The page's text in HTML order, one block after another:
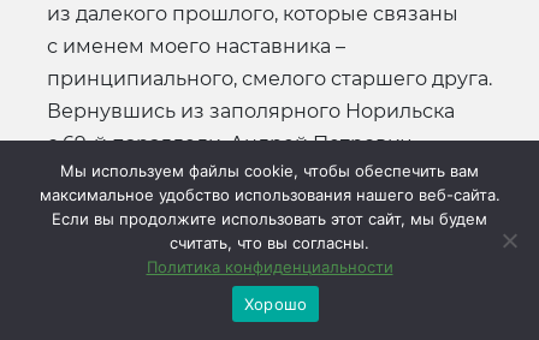
из далекого прошлого, которые связаны
с именем моего наставника –
принципиального, смелого старшего друга.
Вернувшись из заполярного Норильска
с 69-й параллели, Андрей Петрович
написал душевные воспоминания о своих
«корнях», о династии Старостиных. Его
замечательные спортивные
повествования бесспорно неоценимы.
Ведь его любимым изречением было –
Мы используем файлы cookie, чтобы обеспечить вам
максимальное удобство использования нашего веб-сайта.
Если вы продолжите использовать этот сайт, мы будем
считать, что вы согласны.
Политика конфиденциальности
Хорошо